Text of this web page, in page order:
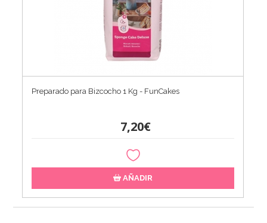
Preparado para Bizcocho 1 Kg - FunCakes
7,20€
AÑADIR